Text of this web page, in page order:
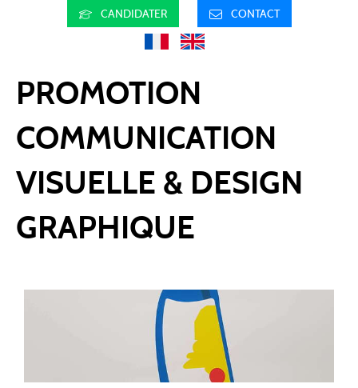
CANDIDATER CONTACT
PROMOTION
COMMUNICATION
VISUELLE & DESIGN
GRAPHIQUE